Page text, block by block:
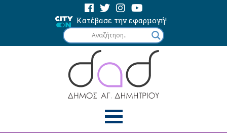
Κατέβασε την εφαρμογή!